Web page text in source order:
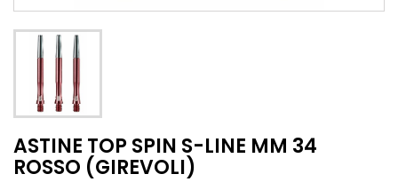
ASTINE TOP SPIN S-LINE MM 34
ROSSO (GIREVOLI)